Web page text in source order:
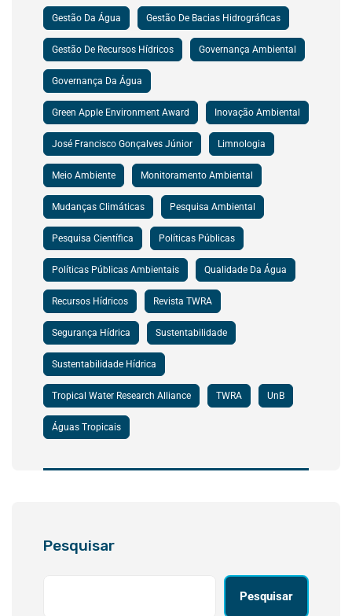
Gestão Da Água Gestão De Bacias Hidrográficas
Gestão De Recursos Hídricos Governança Ambiental
Governança Da Água
Green Apple Environment Award Inovação Ambiental
José Francisco Gonçalves Júnior Limnologia
Meio Ambiente Monitoramento Ambiental
Mudanças Climáticas Pesquisa Ambiental
Pesquisa Científica Políticas Públicas
Políticas Públicas Ambientais Qualidade Da Água
Recursos Hídricos Revista TWRA
Segurança Hídrica Sustentabilidade
Sustentabilidade Hídrica
Tropical Water Research Alliance TWRA UnB
Águas Tropicais
Pesquisar
Pesquisar